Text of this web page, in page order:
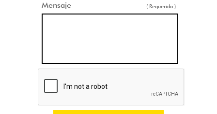
Mensaje ( Requerido )